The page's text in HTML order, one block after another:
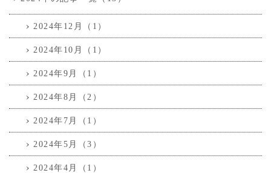
2024年12月（1）
2024年10月（1）
2024年9月（1）
2024年8月（2）
2024年7月（1）
2024年5月（3）
2024年4月（1）